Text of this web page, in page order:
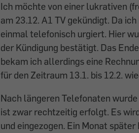
Ich möchte von einer lukrativen
am 23.12. A1 TV gekündigt. Da
einmal telefonisch urgiert. Hier
der Kündigung bestätigt. Das
bekam ich allerdings eine
für den Zeitraum 13.1. bis 12.2.
Nach längeren Telefonaten
ist zwar rechtzeitig erfolgt. Es
und eingezogen. Ein Monat